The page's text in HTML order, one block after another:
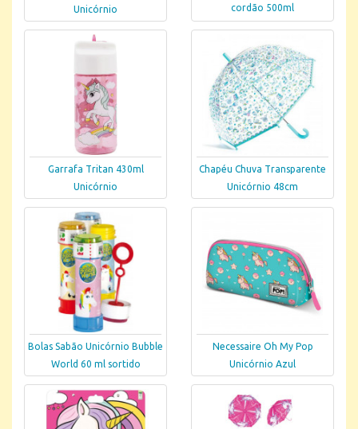
Unicórnio cordão 500ml
Garrafa Tritan 430ml
Unicórnio
Chapéu Chuva Transparente
Unicórnio 48cm
Bolas Sabão Unicórnio Bubble
World 60 ml sortido
Necessaire Oh My Pop
Unicórnio Azul